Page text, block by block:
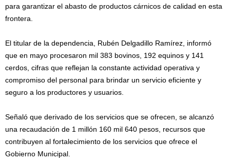
para garantizar el abasto de productos cárnicos de calidad en esta
frontera.
El titular de la dependencia, Rubén Delgadillo Ramírez, informó
que en mayo procesaron mil 383 bovinos, 192 equinos y 141
cerdos, cifras que reflejan la constante actividad operativa y
compromiso del personal para brindar un servicio eficiente y
seguro a los productores y usuarios.
Señaló que derivado de los servicios que se ofrecen, se alcanzó
una recaudación de 1 millón 160 mil 640 pesos, recursos que
contribuyen al fortalecimiento de los servicios que ofrece el
Gobierno Municipal.